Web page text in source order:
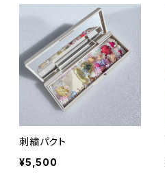
刺繍パクト
¥5,500